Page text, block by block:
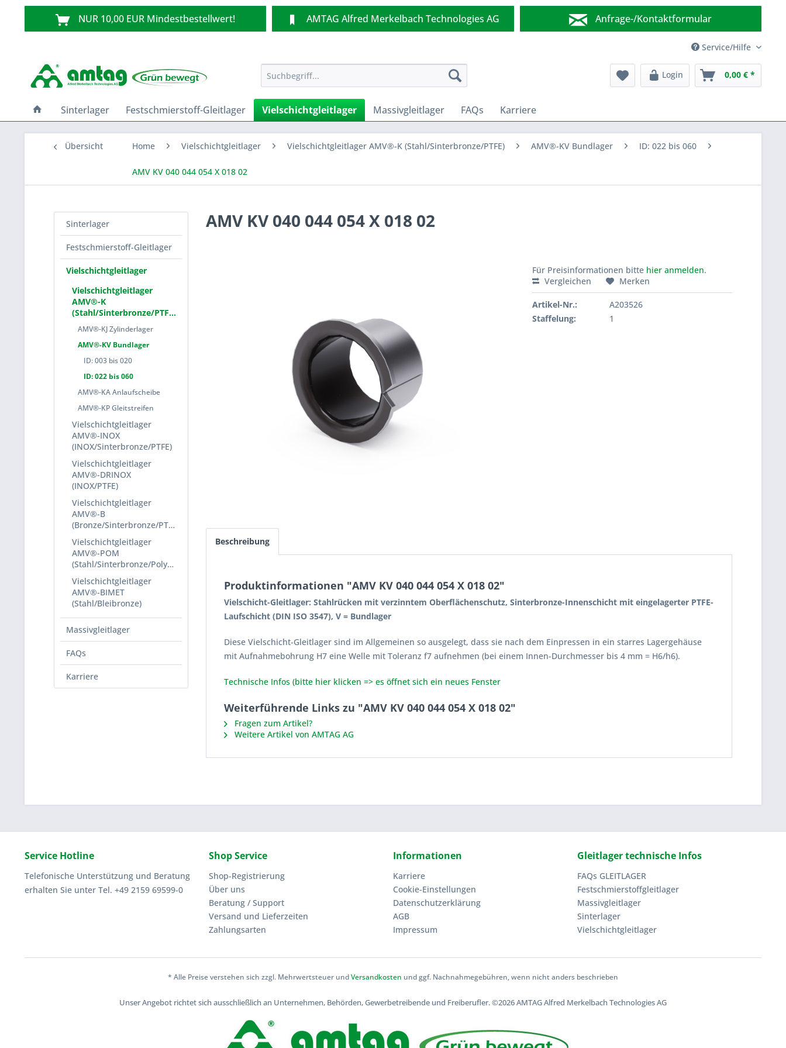
NUR 10,00 EUR Mindestbestellwert! AMTAG Alfred Merkelbach Technologies AG
Anfrage-/Kontaktformular
Wir sind für Sie da! Service/Hilfe
Login 0,00 € *
Sinterlager Festschmierstoff-Gleitlager Vielschichtgleitlager Massivgleitlager FAQs Karriere
Übersicht Home Vielschichtgleitlager Vielschichtgleitlager AMV®-K (Stahl/Sinterbronze/PTFE) AMV®-KV Bundlager ID: 022 bis 060
AMV KV 040 044 054 X 018 02
Sinterlager
Festschmierstoff-Gleitlager
Vielschichtgleitlager
Vielschichtgleitlager
AMV®-K
(Stahl/Sinterbronze/PTFE)
AMV®-KJ Zylinderlager
AMV®-KV Bundlager
ID: 003 bis 020
ID: 022 bis 060
AMV®-KA Anlaufscheibe
AMV®-KP Gleitstreifen
Vielschichtgleitlager
AMV®-INOX
(INOX/Sinterbronze/PTFE)
Vielschichtgleitlager
AMV®-DRINOX
(INOX/PTFE)
Vielschichtgleitlager
AMV®-B
(Bronze/Sinterbronze/PTFE)
Vielschichtgleitlager
AMV®-POM
(Stahl/Sinterbronze/Polyacetal)
Vielschichtgleitlager
AMV®-BIMET
(Stahl/Bleibronze)
Massivgleitlager
FAQs
Karriere
AMV KV 040 044 054 X 018 02
Für Preisinformationen bitte hier anmelden.
Vergleichen
Merken
Artikel-Nr.:
A203526
Staffelung:
1
Beschreibung
Produktinformationen "AMV KV 040 044 054 X 018 02"
Vielschicht-Gleitlager: Stahlrücken mit verzinntem Oberflächenschutz, Sinterbronze-Innenschicht mit eingelagerter PTFE-
Laufschicht (DIN ISO 3547), V = Bundlager
Diese Vielschicht-Gleitlager sind im Allgemeinen so ausgelegt, dass sie nach dem Einpressen in ein starres Lagergehäuse
mit Aufnahmebohrung H7 eine Welle mit Toleranz f7 aufnehmen (bei einem Innen-Durchmesser bis 4 mm = H6/h6).
Technische Infos (bitte hier klicken => es öffnet sich ein neues Fenster
Weiterführende Links zu "AMV KV 040 044 054 X 018 02"
Fragen zum Artikel?
Weitere Artikel von AMTAG AG
Service Hotline
Telefonische Unterstützung und Beratung
erhalten Sie unter Tel. +49 2159 69599-0
Shop Service
Shop-Registrierung
Über uns
Beratung / Support
Versand und Lieferzeiten
Zahlungsarten
Informationen
Karriere
Cookie-Einstellungen
Datenschutzerklärung
AGB
Impressum
Gleitlager technische Infos
FAQs GLEITLAGER
Festschmierstoffgleitlager
Massivgleitlager
Sinterlager
Vielschichtgleitlager
* Alle Preise verstehen sich zzgl. Mehrwertsteuer undVersandkosten und ggf. Nachnahmegebühren, wenn nicht anders beschrieben
Unser Angebot richtet sich ausschließlich an Unternehmen, Behörden, Gewerbetreibende und Freiberufler.©2026 AMTAG Alfred Merkelbach Technologies AG